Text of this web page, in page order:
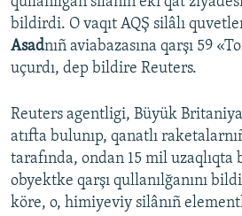
bildirdi. O vaqıt AQŞ silâlı
Asadnıñ aviabazasına qarşı 59
uçurdı, dep bildire Reuters.
Reuters agentligi, Büyük
atıfta bulunıp, qanatlı
tarafında, ondan 15 mil
obyektke qarşı qullanılğanını
köre, o, himiyeviy silânıñ